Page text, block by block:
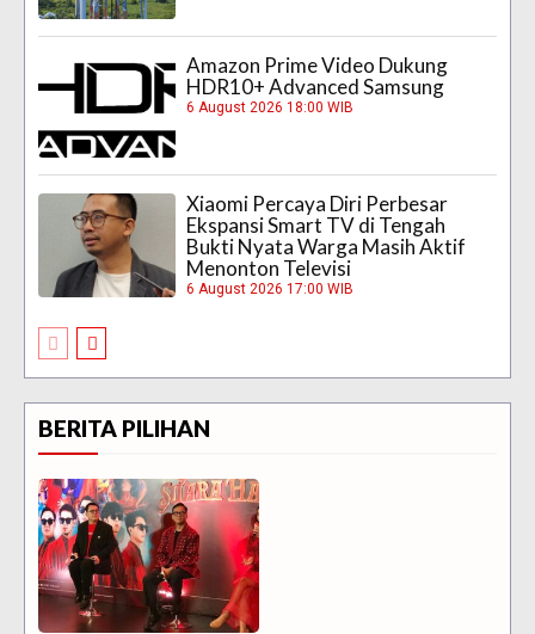
Amazon Prime Video Dukung
HDR10+ Advanced Samsung
6 August 2026 18:00 WIB
Xiaomi Percaya Diri Perbesar
Ekspansi Smart TV di Tengah
Bukti Nyata Warga Masih Aktif
Menonton Televisi
6 August 2026 17:00 WIB
BERITA PILIHAN